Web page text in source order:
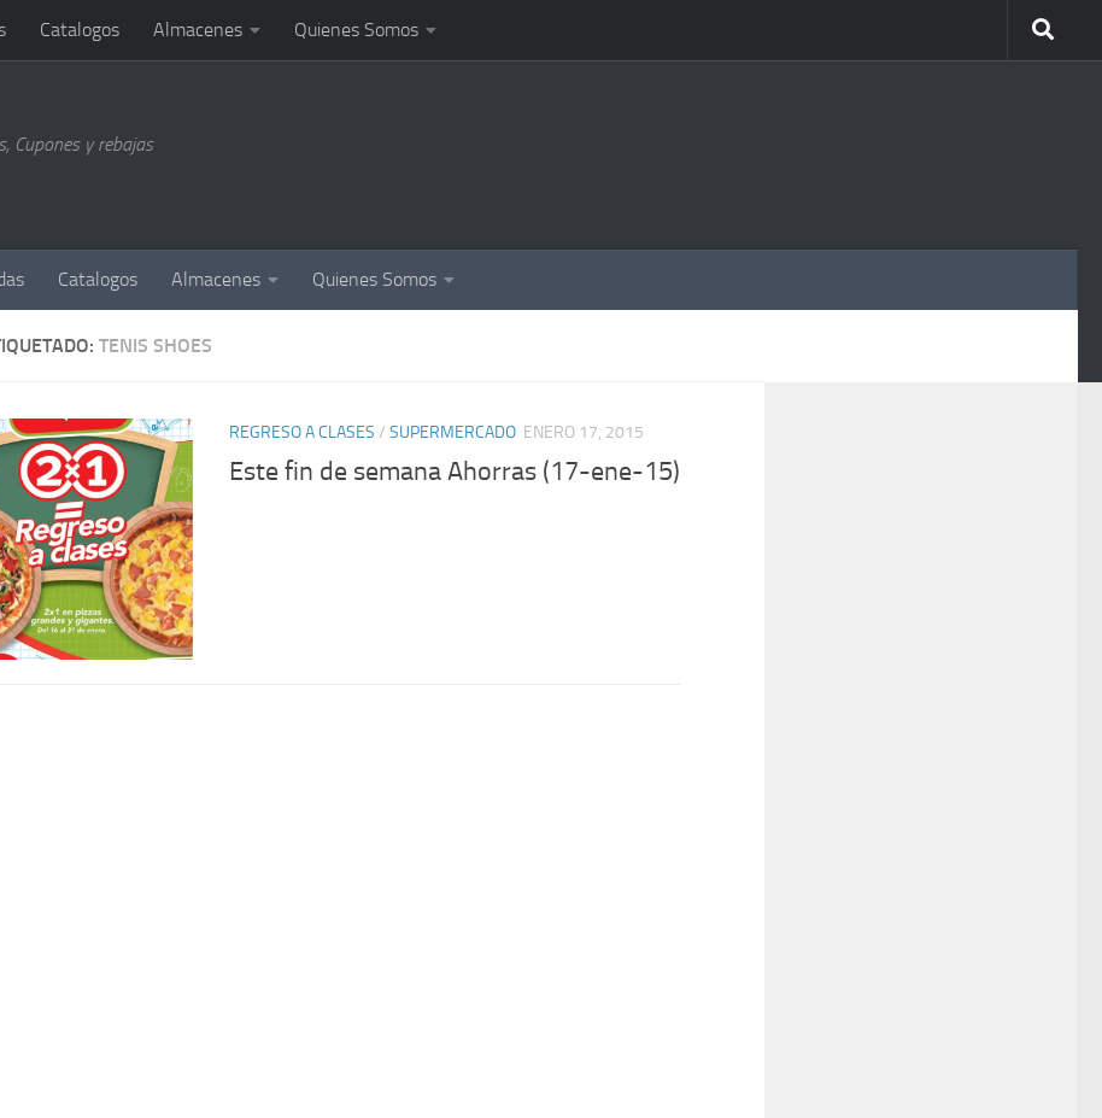
Catalogos Almacenes Quienes Somos
Cupones y rebajas
Catalogos Almacenes Quienes Somos
TENIS SHOES
REGRESO A CLASES / SUPERMERCADO ENERO 17, 2015
Este fin de semana Ahorras (17-ene-15)